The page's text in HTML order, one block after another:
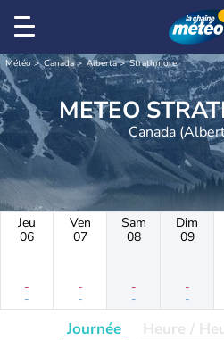
Météo Canada Alberta Strathmore
METEO
Canada
Jeu
06
-
-
Ven
07
-
-
Sam
08
-
-
Dim
09
-
-
Journée Heure /